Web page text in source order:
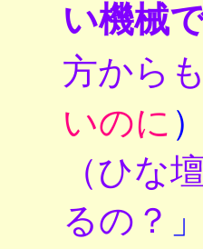
い機械
方から
いのに
（ひな
るの？ 」